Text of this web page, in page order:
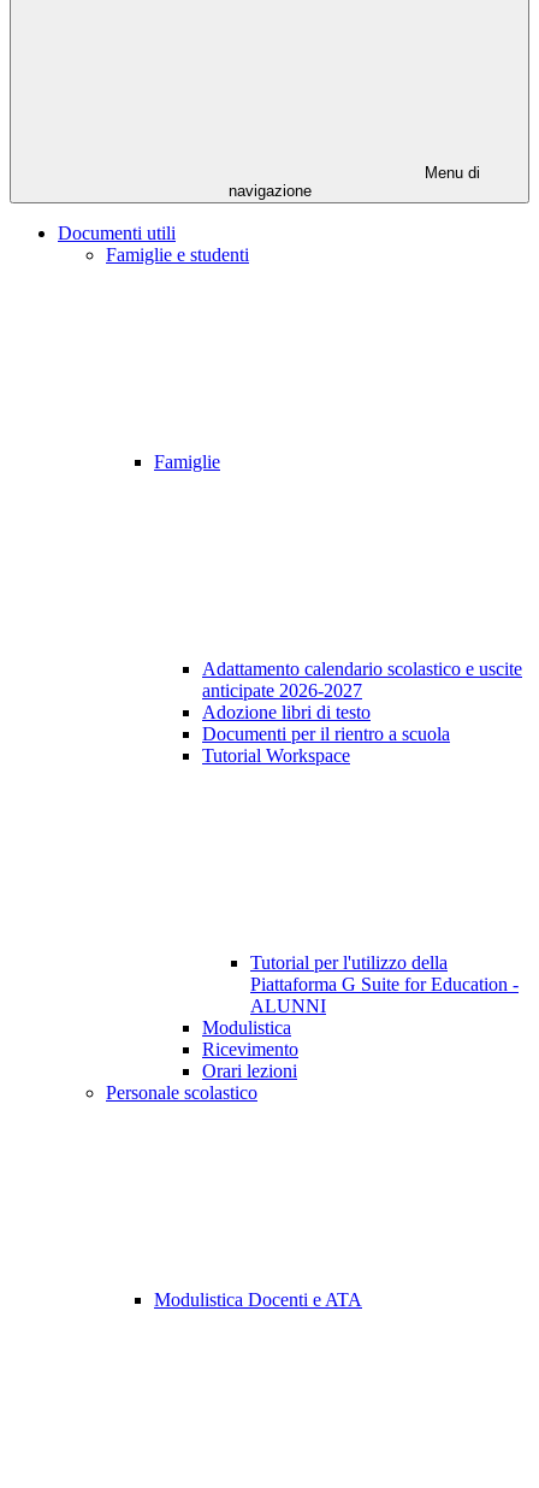
Menu di
navigazione
Documenti utili
Famiglie e studenti
Famiglie
Adattamento calendario scolastico e uscite
anticipate 2026-2027
Adozione libri di testo
Documenti per il rientro a scuola
Tutorial Workspace
Tutorial per l'utilizzo della
Piattaforma G Suite for Education -
ALUNNI
Modulistica
Ricevimento
Orari lezioni
Personale scolastico
Modulistica Docenti e ATA